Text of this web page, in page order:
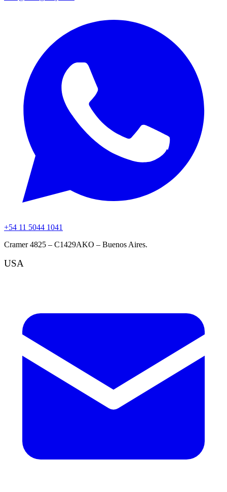
+54 11 5044 1041
Cramer 4825 – C1429AKO – Buenos Aires.
USA